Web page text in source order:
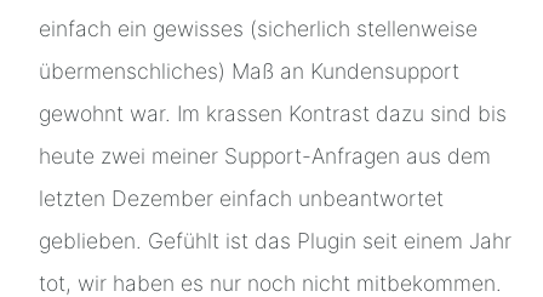
einfach ein gewisses (sicherlich stellenweise
übermenschliches) Maß an Kundensupport
gewohnt war. Im krassen Kontrast dazu sind bis
heute zwei meiner Support-Anfragen aus dem
letzten Dezember einfach unbeantwortet
geblieben. Gefühlt ist das Plugin seit einem Jahr
tot, wir haben es nur noch nicht mitbekommen.